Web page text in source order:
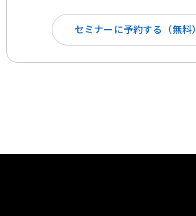
セミナーに予約する（無料）